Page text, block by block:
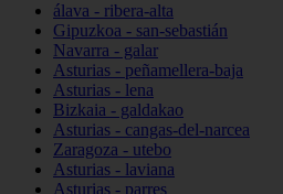
álava - ribera-alta
Gipuzkoa - san-sebastián
Navarra - galar
Asturias - peñamellera-baja
Asturias - lena
Bizkaia - galdakao
Asturias - cangas-del-narcea
Zaragoza - utebo
Asturias - laviana
Asturias - parres